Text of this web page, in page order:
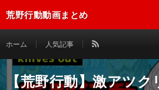
荒野行動動画まとめ
ホーム 人気記事
【荒野行動】激アツク